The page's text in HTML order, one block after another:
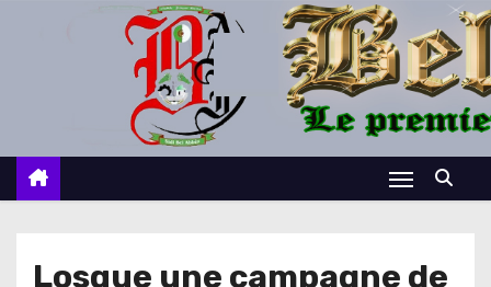
c
Losque une campagne de